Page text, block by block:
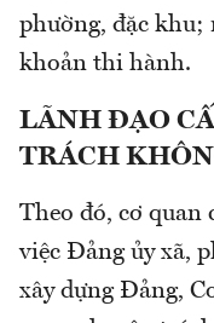
phường, đặc khu;
khoản thi hành.
LÃNH ĐẠO
TRÁCH
Theo đó, cơ quan
việc Đảng ủy xã,
xây dựng Đảng,